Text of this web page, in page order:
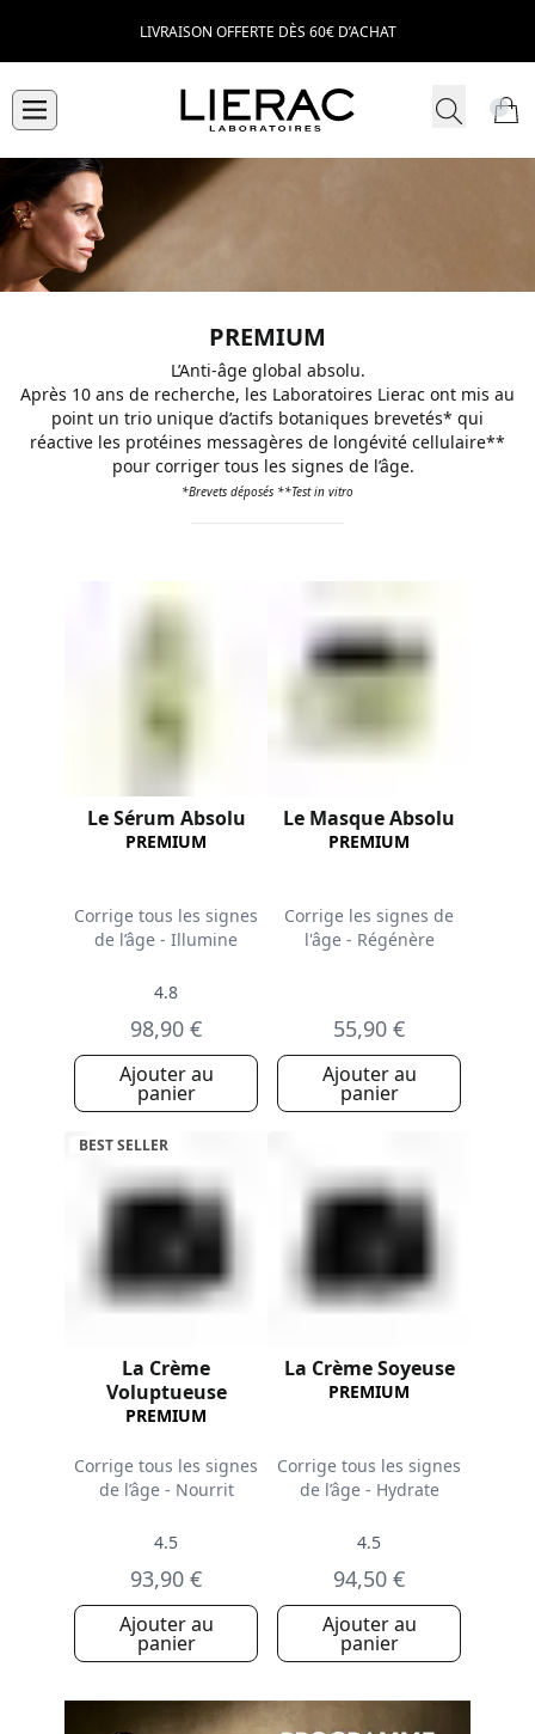
LIVRAISON OFFERTE DÈS 60€ D’ACHAT
PREMIUM
L’Anti-âge global absolu.​
Après 10 ans de recherche, les Laboratoires Lierac ont mis au
point un trio unique d’actifs botaniques brevetés* qui
réactive les protéines messagères de longévité cellulaire**
pour corriger tous les signes de l’âge.​ ​
*Brevets déposés **Test in vitro​
Le Sérum Absolu
PREMIUM
Corrige tous les signes
de l’âge - Illumine
4.8
98,90 €
Ajouter au
panier
Le Masque Absolu
PREMIUM
Corrige les signes de
l'âge - Régénère
55,90 €
Ajouter au
panier
BEST SELLER
La Crème
Voluptueuse
PREMIUM
Corrige tous les signes
de l’âge - Nourrit
4.5
93,90 €
Ajouter au
panier
La Crème Soyeuse
PREMIUM
Corrige tous les signes
de l’âge - Hydrate
4.5
94,50 €
Ajouter au
panier